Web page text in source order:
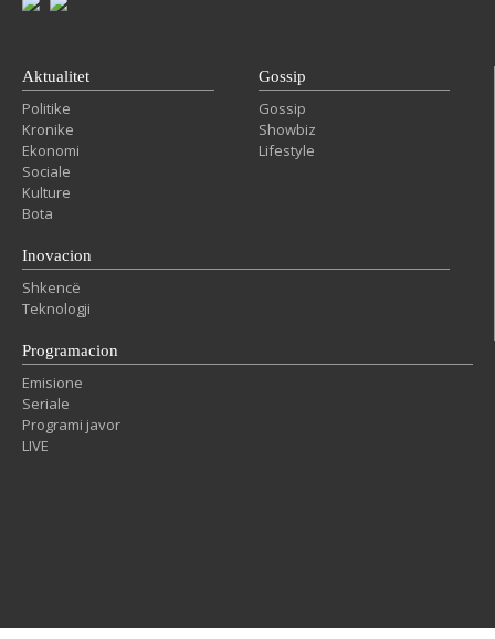
Aktualitet
Politike
Kronike
Ekonomi
Sociale
Kulture
Bota
Gossip
Gossip
Showbiz
Lifestyle
Inovacion
Shkencë
Teknologji
Programacion
Emisione
Seriale
Programi javor
LIVE